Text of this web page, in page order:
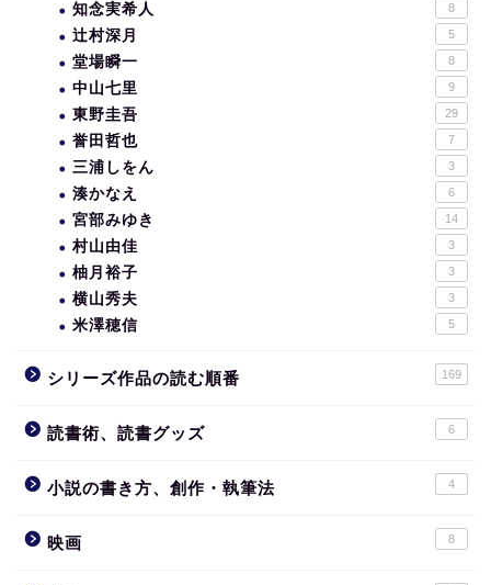
知念実希人 8
辻村深月 5
堂場瞬一 8
中山七里 9
東野圭吾 29
誉田哲也 7
三浦しをん 3
湊かなえ 6
宮部みゆき 14
村山由佳 3
柚月裕子 3
横山秀夫 3
米澤穂信 5
シリーズ作品の読む順番 169
読書術、読書グッズ 6
小説の書き方、創作・執筆法 4
映画 8